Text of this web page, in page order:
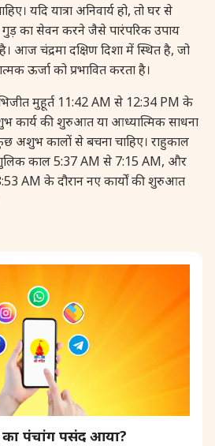
संस्कृत दिवस
भाद्रपद प्रारम्भ *उत्तर
कजरी तीज
संकष्टी चतुर्थी
यदि यात्रा अनिवार्य हो, तो घर से
का सेवन करने जैसे पारंपरिक उपाय
आज चंद्रमा दक्षिण दिशा में स्थित है, जो
ऊर्जा को प्रभावित करता है।
मुहूर्त 11:42 AM से 12:34 PM के
कार्य की शुरुआत या आध्यात्मिक साधना
अशुभ कालों से बचना चाहिए। राहुकाल
काल 5:37 AM से 7:15 AM, और
AM के दौरान नए कार्यों की शुरुआत
का पंचांग पसंद आया?